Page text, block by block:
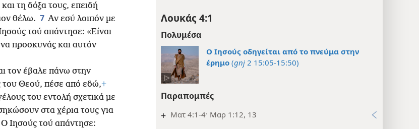
Λουκάς 4:1
Πολυμέσα
Ο Ιησούς οδηγείται από το πνεύμα στην
έρημο (gnj 2 15:05-15:50)
Παραπομπές
+ Ματ 4:1-4· Μαρ 1:12, 13
τη δόξα τους, επειδή
θέλω. 7 Αν εσύ λοιπόν με
τού απάντησε: «Είναι
προσκυνάς και αυτόν
τον έβαλε πάνω στην
του Θεού, πέσε από εδώ,+
του εντολή σχετικά με
στα χέρια τους για
Ο Ιησούς τού απάντησε: